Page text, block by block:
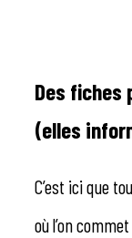
Des fiches
(elles
C’est ici que
où l’on